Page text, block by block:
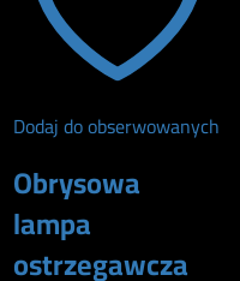
Dodaj do obserwowanych
Obrysowa
lampa
ostrzegawcza